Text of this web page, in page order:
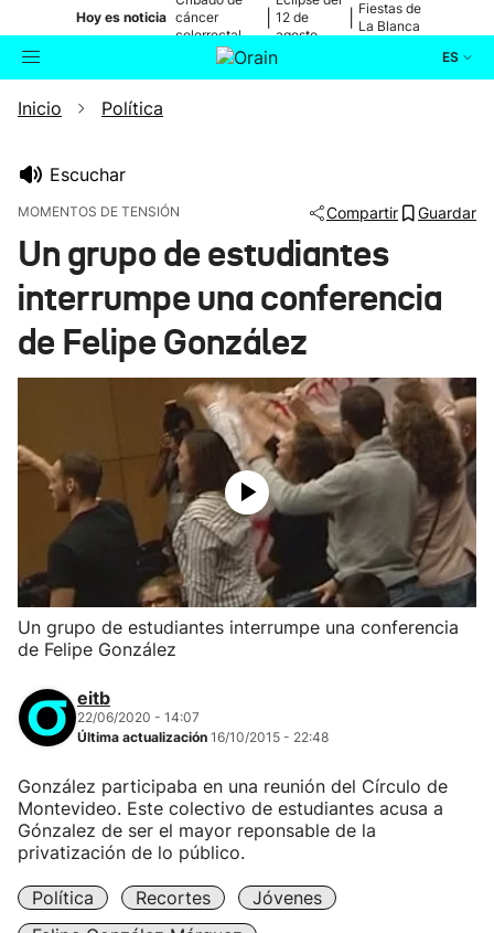
Hoy es noticia cáncer
colorrectal
12 de
agosto
Fiestas de
La Blanca
ES
Buscador
Ikusmiran
Eguraldia
Inicio Política
Escuchar
MOMENTOS DE TENSIÓN Compartir Guardar
Un grupo de estudiantes
interrumpe una conferencia
de Felipe González
Un grupo de estudiantes interrumpe una conferencia
de Felipe González
eitb
22/06/2020 - 14:07
Última actualización 16/10/2015 - 22:48
González participaba en una reunión del Círculo de
Montevideo. Este colectivo de estudiantes acusa a
Gónzalez de ser el mayor reponsable de la
privatización de lo público.
Política Recortes
Jóvenes